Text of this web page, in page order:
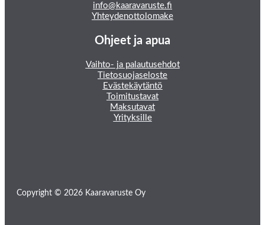
info@kaaravaruste.fi
Yhteydenottolomake
Ohjeet ja apua
Vaihto- ja palautusehdot
Tietosuojaseloste
Evästekäytäntö
Toimitustavat
Maksutavat
Yrityksille
Copyright © 2026 Kaaravaruste Oy